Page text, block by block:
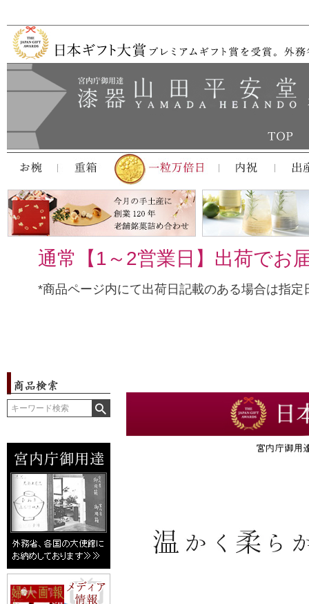
通常【1～2営業日】出荷でお
*商品ページ内にて出荷日記載のある場合は指定